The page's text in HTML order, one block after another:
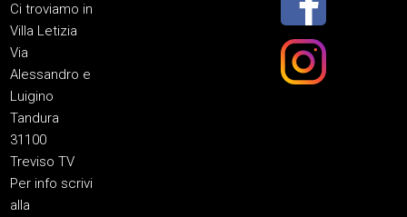
Ci troviamo in
Villa Letizia
Via
Alessandro e
Luigino
Tandura
31100
Treviso TV
Per info scrivi
alla